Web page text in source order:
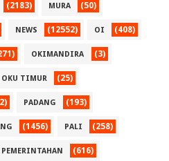
(2183) MURA (50)
NEWS (12552) OI (408)
OKIMANDIRA (3)
OKU TIMUR (25)
PADANG (193)
(1456) PALI (258)
PEMERINTAHAN (616)